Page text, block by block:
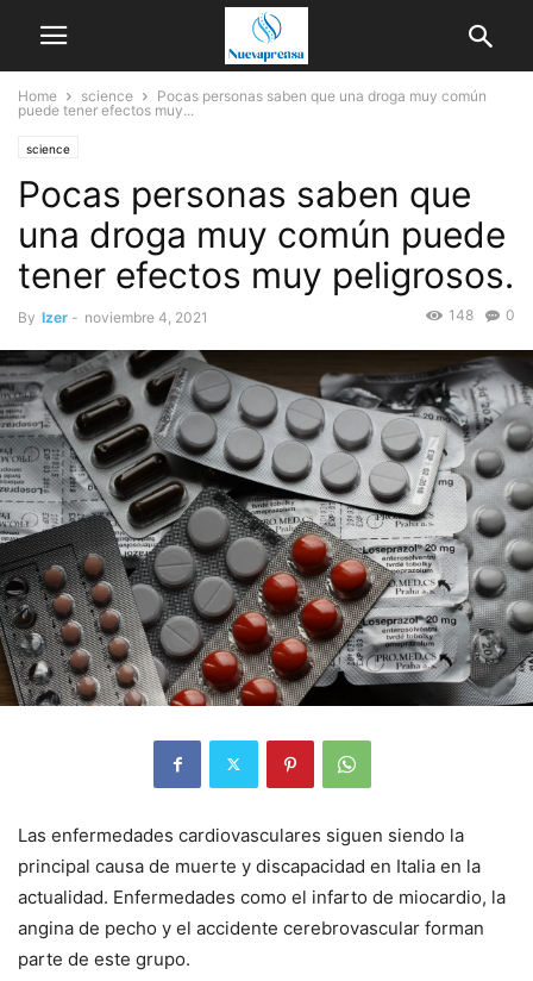
Home science
Pocas personas saben que una droga muy común
puede tener efectos muy...
science
Pocas personas saben que
una droga muy común puede
tener efectos muy peligrosos.
By Izer - noviembre 4, 2021 0
148
Las enfermedades cardiovasculares siguen siendo la
principal causa de muerte y discapacidad en Italia en la
actualidad. Enfermedades como el infarto de miocardio, la
angina de pecho y el accidente cerebrovascular forman
parte de este grupo.